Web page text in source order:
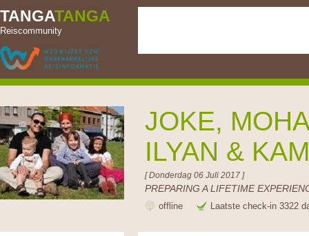
TANGATANGA
Reiscommunity
JOKE,
ILYAN &
[ Donderdag 06 Juli 2017 ]
PREPARING A LIFETIME
offline Laatste check-in 3322